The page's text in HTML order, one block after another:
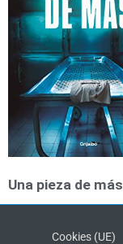
Una pieza de más
Cookies (UE)